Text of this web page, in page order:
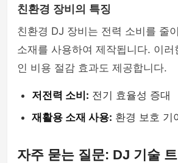
친환경 장비의 특징
친환경 DJ 장비는 전력 소비를 줄
소재를 사용하여 제작됩니다. 이러
인 비용 절감 효과도 제공합니다.
저전력 소비: 전기 효율성 증대
재활용 소재 사용: 환경 보호 기
자주 묻는 질문: DJ 기술